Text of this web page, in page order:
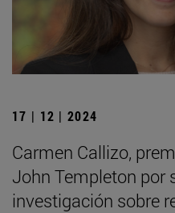
17 | 12 | 2024
Carmen Callizo,
John Templeton por
investigación sobre